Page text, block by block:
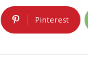
Pinterest